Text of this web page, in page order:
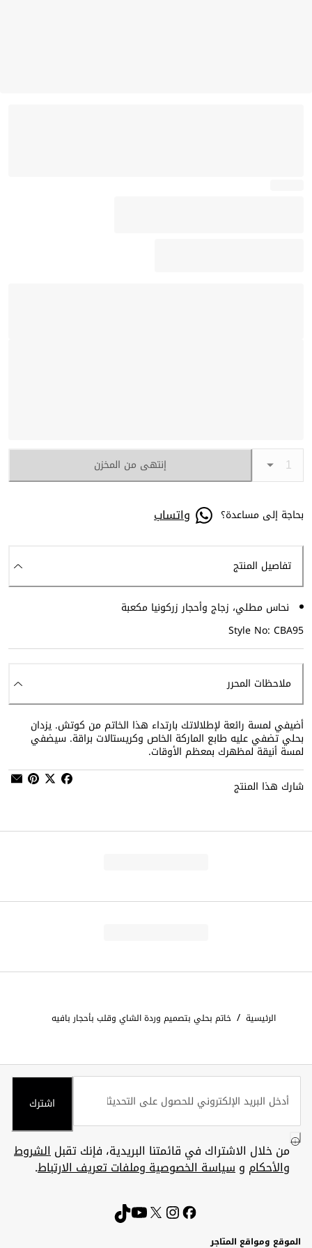
إنتهى من المخزن
بحاجة إلى مساعدة؟ واتساب
تفاصيل المنتج
نحاس مطلي، زجاج وأحجار زركونيا مكعبة
Style No: CBA95
ملاحظات المحرر
أضيفي لمسة رائعة لإطلالاتك بارتداء هذا الخاتم من كوتش. يزدان
بحلي تضفي عليه طابع الماركة الخاص وكريستالات براقة. سيضفي
لمسة أنيقة لمظهرك بمعظم الأوقات.
شارك هذا المنتج
الرئيسية / خاتم بحلي بتصميم وردة الشاي وقلب بأحجار بافيه
اشترك
من خلال الاشتراك في قائمتنا البريدية، فإنك تقبلالشروط
والأحكام وسياسة الخصوصية وملفات تعريف الارتباط.
الموقع ومواقع المتاجر